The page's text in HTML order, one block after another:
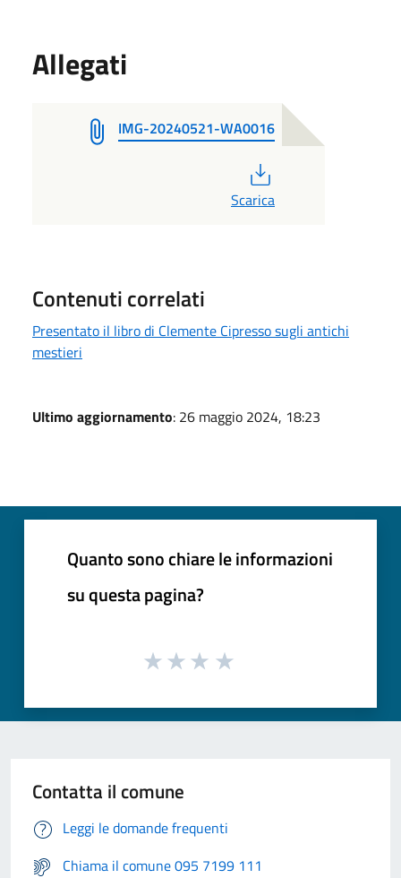
Allegati
IMG-20240521-WA0016
Scarica
Contenuti correlati
Presentato il libro di Clemente Cipresso sugli antichi
mestieri
Ultimo aggiornamento: 26 maggio 2024, 18:23
Quanto sono chiare le informazioni
su questa pagina?
Contatta il comune
Leggi le domande frequenti
Chiama il comune 095 7199 111